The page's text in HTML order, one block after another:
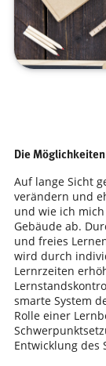
Die
Auf lange Sicht
verändern und
und wie ich
Gebäude ab.
und freies
wird durch
Lernrzeiten
smarte System
Rolle einer
Entwicklung des